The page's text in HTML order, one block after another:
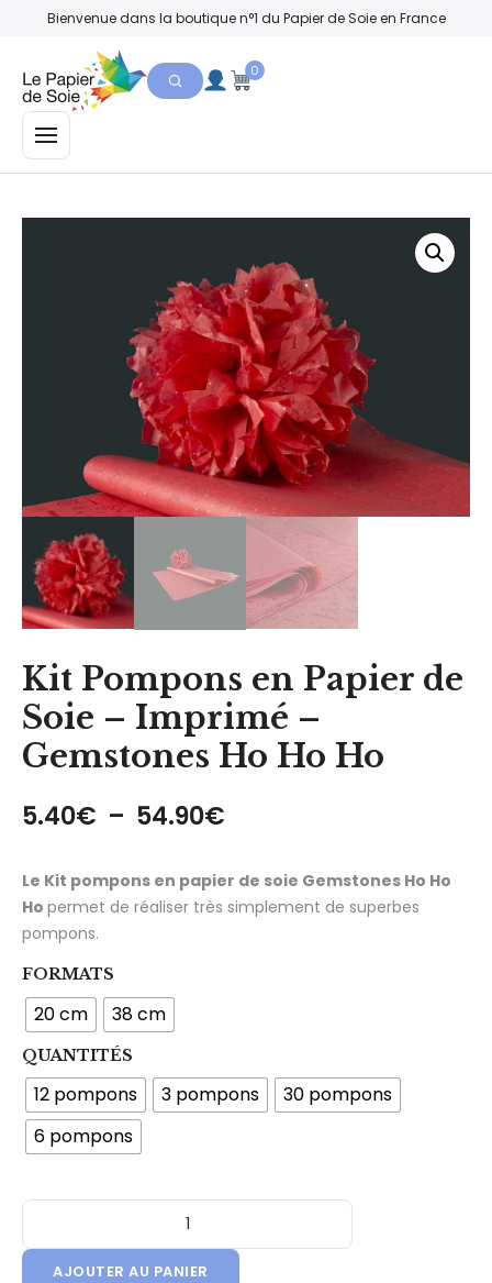
Bienvenue dans la boutique n°1 du Papier de Soie en France
MENU
0
Kit Pompons en Papier de
Soie – Imprimé –
Gemstones Ho Ho Ho
5.40€ – 54.90€
Le Kit pompons en papier de soie Gemstones Ho Ho
Ho permet de réaliser très simplement de superbes
pompons.
FORMATS
20 cm 38 cm
QUANTITÉS
12 pompons 3 pompons
30 pompons
6 pompons
quantité de Kit Pompons en Papier de Soie - Imprimé -
AJOUTER AU PANIER